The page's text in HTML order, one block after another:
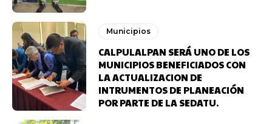
Municipios
CALPULALPAN SERÁ UNO DE LOS
MUNICIPIOS BENEFICIADOS CON
LA ACTUALIZACION DE
INTRUMENTOS DE PLANEACIÓN
POR PARTE DE LA SEDATU.